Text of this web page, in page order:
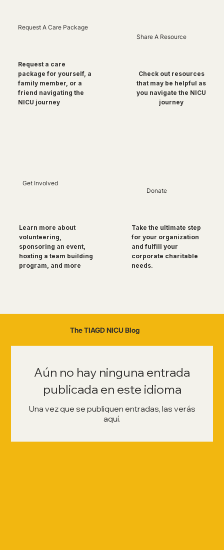
Request A Care Package
Request a care
package for yourself, a
family member, or a
friend navigating the
NICU journey
Share A Resource
Check out resources
that may be helpful as
you navigate the NICU
journey
Get Involved
Learn more about
volunteering,
sponsoring an event,
hosting a team building
program, and more
Donate
Take the ultimate step
for your organization
and fulfill your
corporate charitable
needs.
The TIAGD NICU Blog
Aún no hay ninguna entrada
publicada en este idioma
Una vez que se publiquen entradas, las verás
aquí.